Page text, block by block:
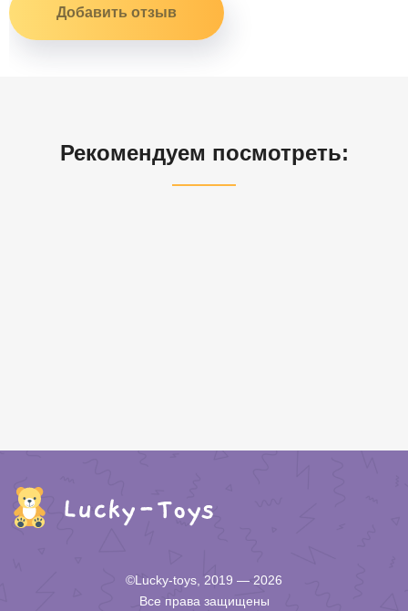
Рекомендуем посмотреть:
©Lucky-toys, 2019 — 2026
Все права защищены